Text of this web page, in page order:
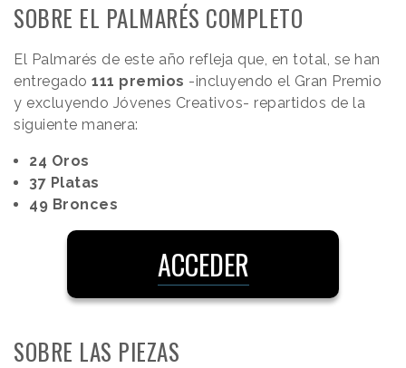
SOBRE EL PALMARÉS COMPLETO
El Palmarés de este año refleja que, en total, se han
entregado 111 premios -incluyendo el Gran Premio
y excluyendo Jóvenes Creativos- repartidos de la
siguiente manera:
24 Oros
37 Platas
49 Bronces
ACCEDER
SOBRE LAS PIEZAS